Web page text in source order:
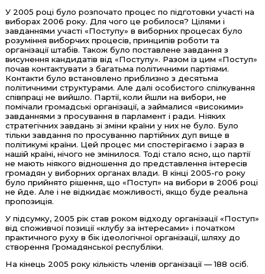
У 2005 році було розпочато процес по підготовки участі на
виборах 2006 року. Для чого це робилося? Цілями і
завданнями участі «Поступу» в виборних процесах було
розуміння виборчих процесів, принципів роботи та
організації штабів. Також було поставлене завдання з
висунення кандидатів від «Поступу». Разом із цим «Поступ»
почав контактувати з багатьма політичними партіями.
Контакти було встановлено приблизно з десятьма
політичними структурами. Але далі особистого спілкування
співпраці не вийшло. Партії, коли йшли на вибори, не
помічали громадські організації, а займалися «високими»
завданнями з просування в парламент і ради. Ніяких
стратегічних завдань зі зміни країни у них не було. Було
тільки завдання по просуванню партійних дуп вище в
політикумі країни. Цей процес ми спостерігаємо і зараз в
нашій країні, нічого не змінилося. Тоді стало ясно, що партії
не мають ніякого відношення до представлення інтересів
громадян у виборних органах влади. В кінці 2005-го року
було прийнято рішення, що «Поступ» на вибори в 2006 році
не йде. Але і не відкидає можливості, якщо буде реальна
пропозиція.
У підсумку, 2005 рік став роком відходу організації «Поступ»
від споживчої позиції «клубу за інтересами» і початком
практичного руху в бік ідеологічної організації, шляху до
створення Громадянської республіки.
На кінець 2005 року кількість членів організації — 188 осіб.